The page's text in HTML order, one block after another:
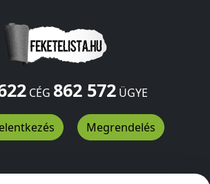
CÉG 862 572ÜGYE
Megrendelés